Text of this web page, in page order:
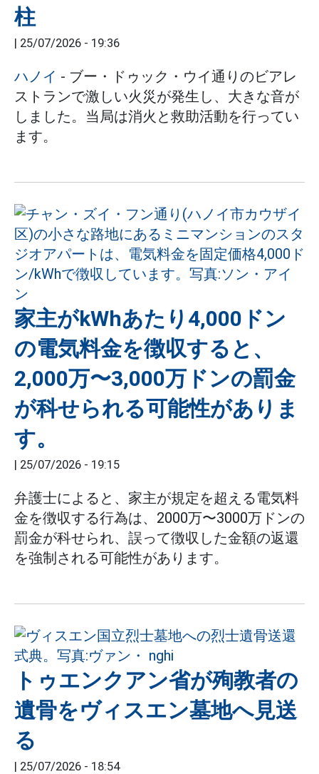
柱
| 25/07/2026 - 19:36
ハノイ - ブー・ドゥック・ウイ通りのビアレ
ストランで激しい火災が発生し、大きな音が
しました。当局は消火と救助活動を行ってい
ます。
家主がkWhあたり4,000ドン
の電気料金を徴収すると、
2,000万〜3,000万ドンの罰金
が科せられる可能性がありま
す。
| 25/07/2026 - 19:15
弁護士によると、家主が規定を超える電気料
金を徴収する行為は、2000万〜3000万ドンの
罰金が科せられ、誤って徴収した金額の返還
を強制される可能性があります。
トゥエンクアン省が殉教者の
遺骨をヴィスエン墓地へ見送
る
| 25/07/2026 - 18:54